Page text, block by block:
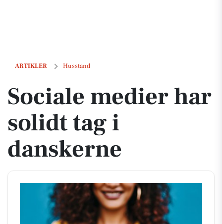
ARTIKLER Husstand
Sociale medier har solidt tag i danskerne
Sociale medier har
solidt tag i
danskerne